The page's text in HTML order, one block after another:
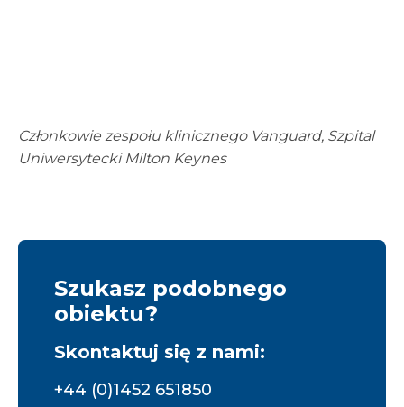
Członkowie zespołu klinicznego Vanguard, Szpital
Uniwersytecki Milton Keynes
Szukasz podobnego
obiektu?
Skontaktuj się z nami:
+44 (0)1452 651850